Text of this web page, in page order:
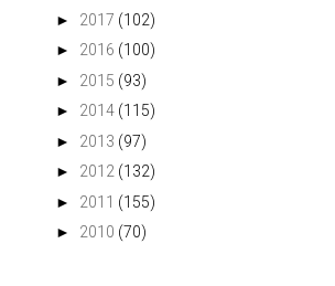
► 2017 (102)
► 2016 (100)
► 2015 (93)
► 2014 (115)
► 2013 (97)
► 2012 (132)
► 2011 (155)
► 2010 (70)